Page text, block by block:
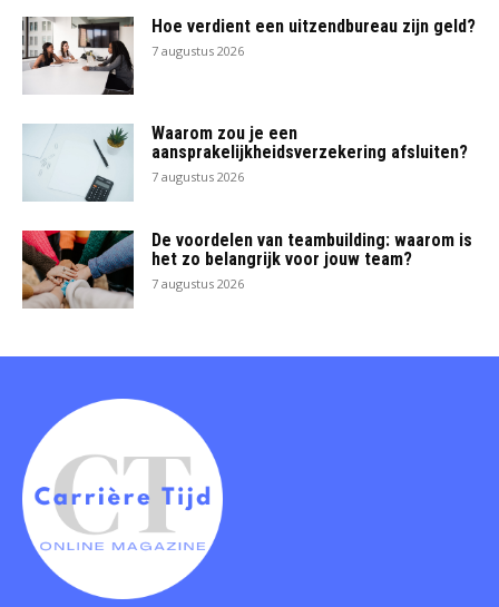
Hoe verdient een uitzendbureau zijn geld?
7 augustus 2026
Waarom zou je een
aansprakelijkheidsverzekering afsluiten?
7 augustus 2026
De voordelen van teambuilding: waarom is
het zo belangrijk voor jouw team?
7 augustus 2026